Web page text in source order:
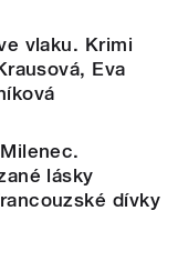
vlaku. Krimi
Eva
lásky
dívky